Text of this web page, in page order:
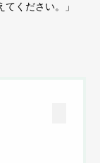
ください。」